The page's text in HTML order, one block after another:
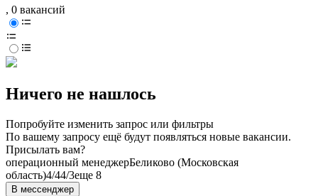
, 0 вакансий
Ничего не нашлось
Попробуйте изменить запрос или фильтры
По вашему запросу ещё будут появляться новые вакансии.
Присылать вам?
операционный менеджерБеликово (Московская
область)4/44/3еще 8
В мессенджер